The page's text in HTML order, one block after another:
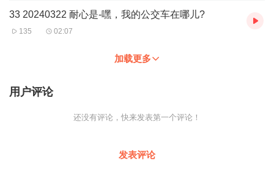
33 20240322 耐心是-嘿，我的公交车在哪儿?
135 02:07
加载更多
用户评论
还没有评论，快来发表第一个评论！
发表评论